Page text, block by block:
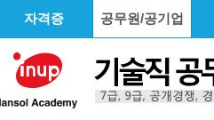
자격증 공무원/공기업